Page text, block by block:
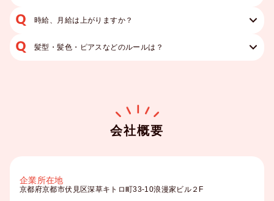
時給、月給は上がりますか？
髪型・髪色・ピアスなどのルールは？
会社概要
企業所在地
京都府京都市伏見区深草キトロ町33-10浪漫家ビル２F